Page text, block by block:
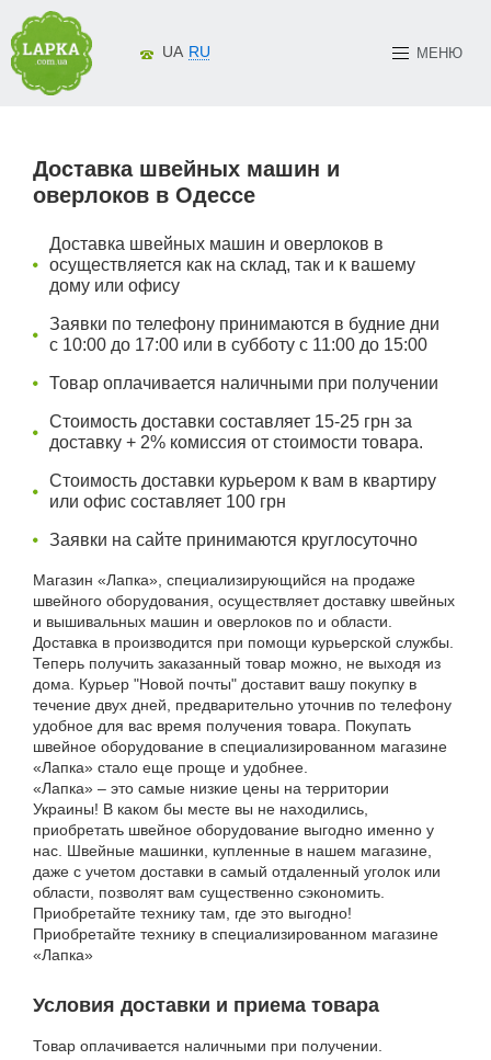
МЕНЮ
UA RU
Доставка швейных машин и
оверлоков в Одессе
Доставка швейных машин и оверлоков в
осуществляется как на склад, так и к вашему
дому или офису
Заявки по телефону принимаются в будние дни
с 10:00 до 17:00 или в субботу с 11:00 до 15:00
Товар оплачивается наличными при получении
Стоимость доставки составляет 15-25 грн за
доставку + 2% комиссия от стоимости товара.
Стоимость доставки курьером к вам в квартиру
или офис составляет 100 грн
Заявки на сайте принимаются круглосуточно
Магазин «Лапка», специализирующийся на продаже
швейного оборудования, осуществляет доставку швейных
и вышивальных машин и оверлоков по и области.
Доставка в производится при помощи курьерской службы.
Теперь получить заказанный товар можно, не выходя из
дома. Курьер "Новой почты" доставит вашу покупку в
течение двух дней, предварительно уточнив по телефону
удобное для вас время получения товара. Покупать
швейное оборудование в специализированном магазине
«Лапка» стало еще проще и удобнее.
«Лапка» – это самые низкие цены на территории
Украины! В каком бы месте вы не находились,
приобретать швейное оборудование выгодно именно у
нас. Швейные машинки, купленные в нашем магазине,
даже с учетом доставки в самый отдаленный уголок или
области, позволят вам существенно сэкономить.
Приобретайте технику там, где это выгодно!
Приобретайте технику в специализированном магазине
«Лапка»
Условия доставки и приема товара
Товар оплачивается наличными при получении.